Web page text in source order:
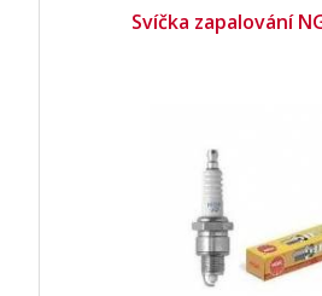
Svíčka zapalování